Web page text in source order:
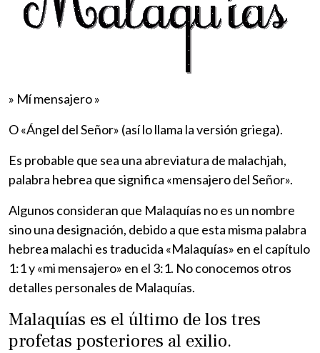
» Mí mensajero »
O «Ángel del Señor» (así lo llama la versión griega).
Es probable que sea una abreviatura de malachjah,
palabra hebrea que significa «mensajero del Señor».
Algunos consideran que Malaquías no es un nombre
sino una designación, debido a que esta misma palabra
hebrea malachi es traducida «Malaquías» en el capítulo
1:1 y «mi mensajero» en el 3:1. No conocemos otros
detalles personales de Malaquías.
Malaquías es el último de los tres
profetas posteriores al exilio.